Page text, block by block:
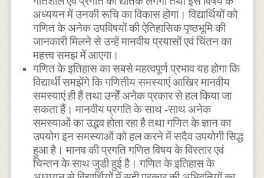
अध्ययन में उनकी रूचि का विकास होगा। विद्यार्थियों को
गणित के अनेक उपविषयों की ऐतिहासिक पृष्ठभूमि की
जानकारी मिलने से उन्हें मानवीय प्रयासों एवं चिंतन का
महत्त्व समझ में आएगा।
गणित के इतिहास का सबसे महत्वपूर्ण प्रभाव यह होगा कि
विद्यार्थी समझेंगे कि गणितीय समस्याएं आखिर मानवीय
समस्याएं ही हैं तथा उन्हेँ अनेक प्रकार से हल किया जा
सकता हैं। मानवीय प्रगति के साथ -साथ अनेक
समस्याओं का उद्भव होता रहा है तथा गणित के ज्ञान का
उपयोग इन समस्याओं को हल करने में सदैव उपयोगी सिद्ध
हुआ है। मानव की प्रगति गणित विषय के विस्तार एवं
चिन्तन के साथ जुडी हुई है। गणित के इतिहास के